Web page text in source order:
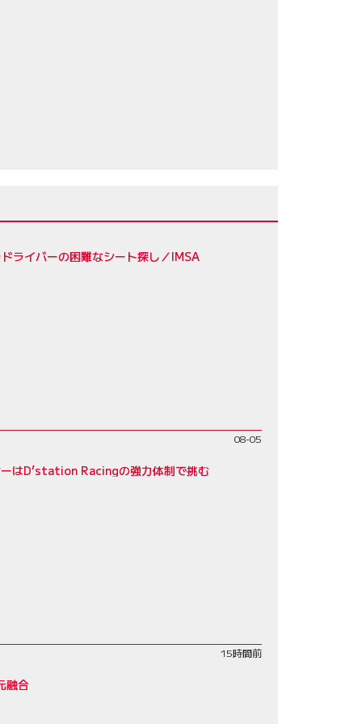
ェームス・カラド
ライバーの困難なシート探し／IMSA
08-05
はD’station Racingの強力体制で挑む
15時間前
融合